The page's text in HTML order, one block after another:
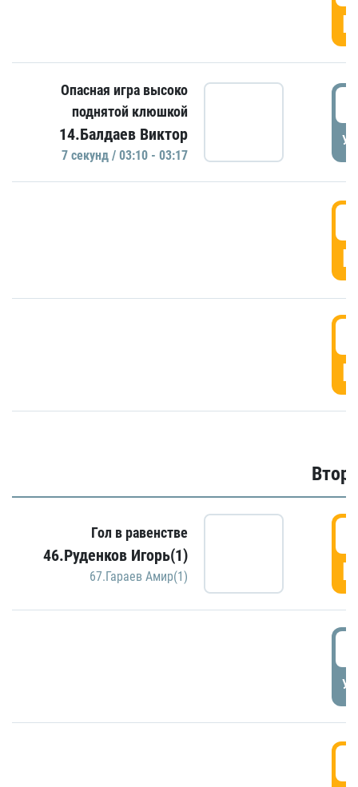
Опасная игра высоко
поднятой клюшкой
14.Балдаев Виктор
7 секунд / 03:10 - 03:17
Гол в равенстве
46.Руденков Игорь(1)
67.Гараев Амир(1)